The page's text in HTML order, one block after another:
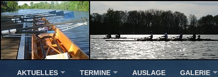
AKTUELLES TERMINE AUSLAGE GALERIE